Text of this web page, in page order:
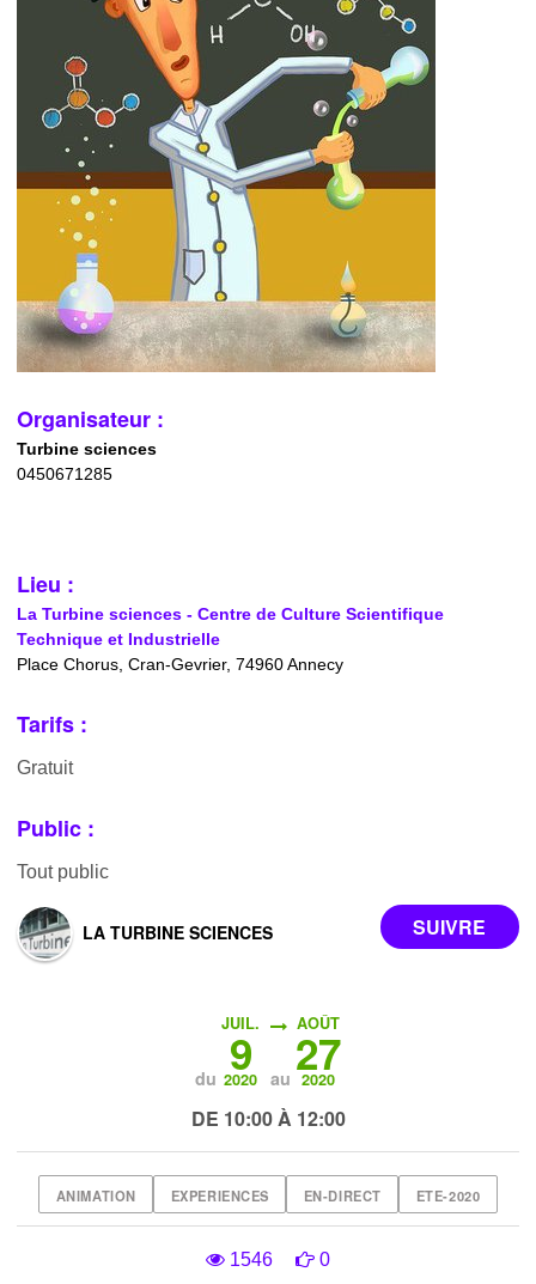
Organisateur :
Turbine sciences
0450671285
Lieu :
La Turbine sciences - Centre de Culture Scientifique
Technique et Industrielle
Place Chorus, Cran-Gevrier, 74960 Annecy
Tarifs :
Gratuit
Public :
Tout public
LA TURBINE SCIENCES
du
JUIL.
9
2020 au
AOÛT
27
2020
DE 10:00 À 12:00
ANIMATION EXPERIENCES EN-DIRECT ETE-2020
1546 0